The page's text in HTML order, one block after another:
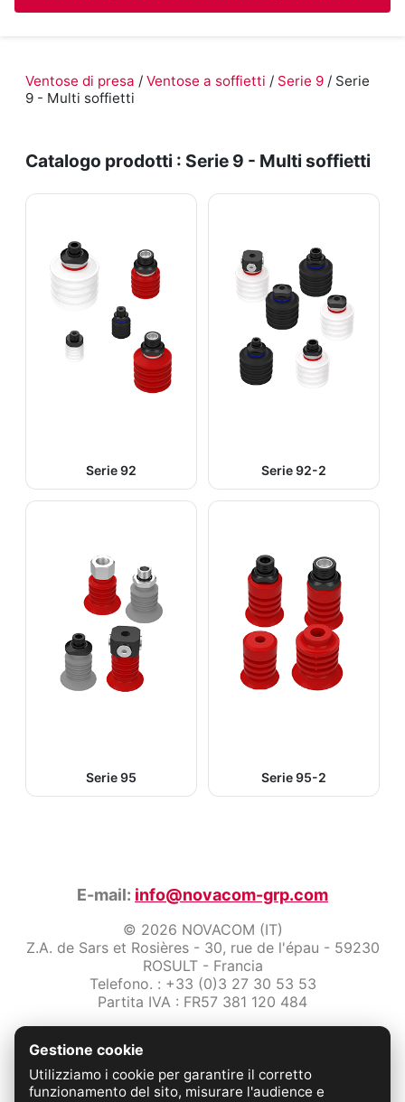
Ventose di presa / Ventose a soffietti / Serie 9 / Serie
9 - Multi soffietti
Catalogo prodotti : Serie 9 - Multi soffietti
Serie 92 Serie 92-2
Serie 95 Serie 95-2
E-mail: info@novacom-grp.com
© 2026 NOVACOM (IT)
Z.A. de Sars et Rosières - 30, rue de l'épau - 59230
ROSULT - Francia
Telefono. : +33 (0)3 27 30 53 53
Partita IVA : FR57 381 120 484
Protezione dei dati
Condizioni Generali di Vendita
Contattaci
Gestione cookie
Utilizziamo i cookie per garantire il corretto
funzionamento del sito, misurare l'audience e